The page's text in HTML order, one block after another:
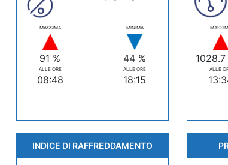
MASSIMA
91 %
ALLE ORE
08:48
MINIMA
44 %
ALLE ORE
18:15
1028.7
ALLE
INDICE DI RAFFREDDAMENTO